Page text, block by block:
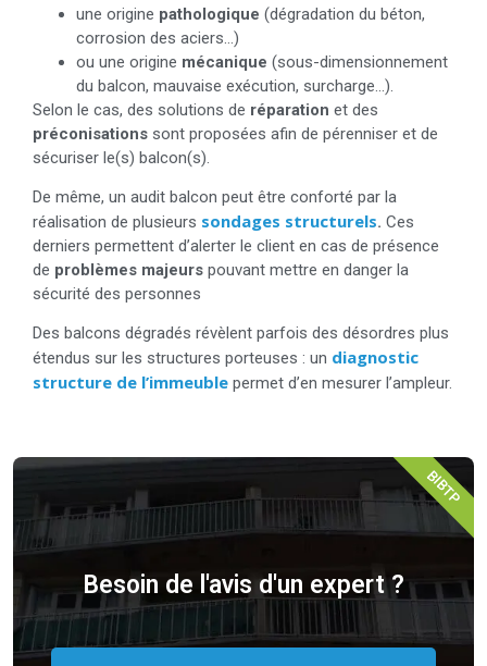
une origine pathologique (dégradation du béton,
corrosion des aciers…)
ou une origine mécanique (sous-dimensionnement
du balcon, mauvaise exécution, surcharge…).
Selon le cas, des solutions de réparation et des
préconisations sont proposées afin de pérenniser et de
sécuriser le(s) balcon(s).
De même, un audit balcon peut être conforté par la
réalisation de plusieurs sondages structurels. Ces
derniers permettent d’alerter le client en cas de présence
de problèmes majeurs pouvant mettre en danger la
sécurité des personnes
Des balcons dégradés révèlent parfois des désordres plus
étendus sur les structures porteuses : un diagnostic
structure de l’immeuble permet d’en mesurer l’ampleur.
Besoin de l'avis d'un expert ?
BIBTP